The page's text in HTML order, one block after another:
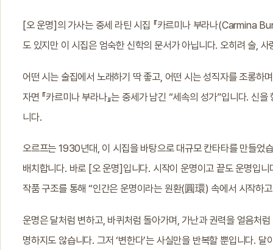
[오 운명]의 가사는 중세 라틴 시집 『카르미나 부라나(Carmina
도 있지만 이 시집은 엄숙한 신학의 문서가 아닙니다. 오히려 술,
어떤 시는 술집에서 노래하기 딱 좋고, 어떤 시는 성직자를 조롱하
자면 『카르미나 부라나』는 중세가 남긴 “세속의 성가”입니다. 신
니다.
오르프는 1930년대, 이 시집을 바탕으로 대규모 칸타타를 만들었
배치합니다. 바로 [오 운명]입니다. 시작이 운명이고 끝도 운명입
작품 구조를 통해 “인간은 운명이라는 원환(圓環) 속에서 시작하
운명은 달처럼 변하고, 바퀴처럼 돌아가며, 가난과 권력을 얼음처
명하지도 않습니다. 그저 ‘변한다’는 사실만을 반복할 뿐입니다.